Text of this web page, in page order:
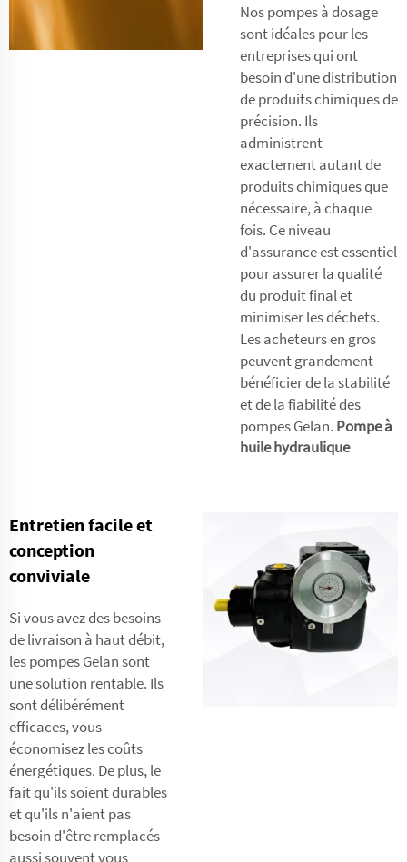
Nos pompes à dosage
sont idéales pour les
entreprises qui ont
besoin d'une distribution
de produits chimiques de
précision. Ils
administrent
exactement autant de
produits chimiques que
nécessaire, à chaque
fois. Ce niveau
d'assurance est essentiel
pour assurer la qualité
du produit final et
minimiser les déchets.
Les acheteurs en gros
peuvent grandement
bénéficier de la stabilité
et de la fiabilité des
pompes Gelan. Pompe à
huile hydraulique
Entretien facile et
conception
conviviale
Si vous avez des besoins
de livraison à haut débit,
les pompes Gelan sont
une solution rentable. Ils
sont délibérément
efficaces, vous
économisez les coûts
énergétiques. De plus, le
fait qu'ils soient durables
et qu'ils n'aient pas
besoin d'être remplacés
aussi souvent vous